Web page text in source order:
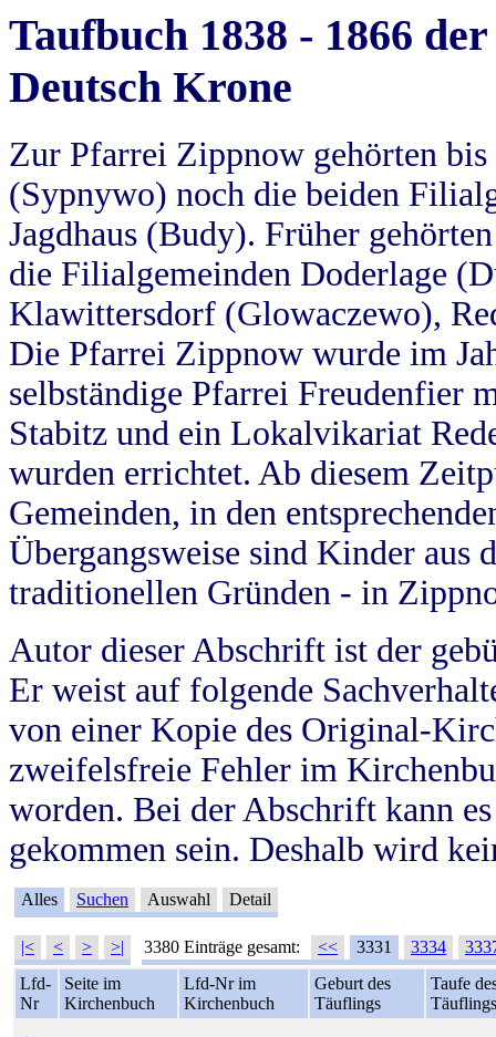
Taufbuch 1838 - 1866
Deutsch Krone
Zur Pfarrei Zippnow gehörten
(Sypnywo) noch die beiden
Jagdhaus (Budy). Früher
die Filialgemeinden Doderlage
Klawittersdorf (Glowaczewo),
Die Pfarrei Zippnow wurde im
selbständige Pfarrei Freudenfier
Stabitz und ein Lokalvikariat
wurden errichtet. Ab diesem
Gemeinden, in den
Übergangsweise sind Kinder aus
traditionellen Gründen - in
Autor dieser Abschrift ist der
Er weist auf folgende
von einer Kopie des Original-
zweifelsfreie Fehler im
worden. Bei der Abschrift kann
gekommen sein. Deshalb wird
Alles Suchen Auswahl Detail
|< < > >| 3380 Einträge gesamt: << 3331 3334
Lfd-
Nr
Seite im
Kirchenbuch
Lfd-Nr im
Kirchenbuch
Geburt des
Täuflings
Taufe
Täuflings